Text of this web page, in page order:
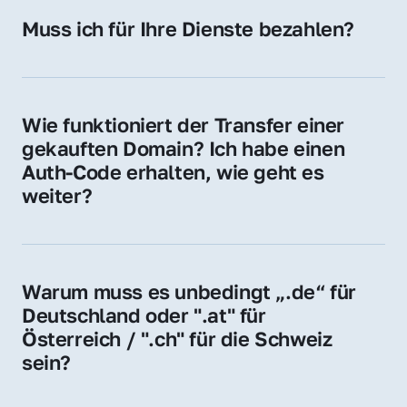
Gebühren an. Diese bewegen sich für .de
Muss ich für Ihre Dienste bezahlen?
der Domain – ohne zusätzliche Vermittlungs-
Wie funktioniert der Transfer einer
gekauften Domain? Ich habe einen
Auth-Code erhalten, wie geht es
weiter?
Provider, die Domain zu übernehmen. Gerne
schnellen Prozess.
Warum muss es unbedingt „.de“ für
Deutschland oder ".at" für
Österreich / ".ch" für die Schweiz
sein?